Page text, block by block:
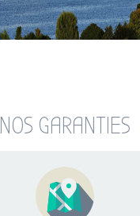
NOS GARANTIES